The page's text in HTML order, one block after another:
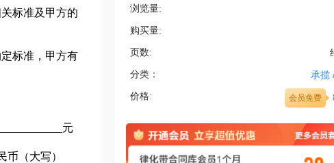
标准及甲方的
标准，甲方有
元
币（大写）
浏览量:
购买量:
页数:
分类： 承揽
价格: 会员免费